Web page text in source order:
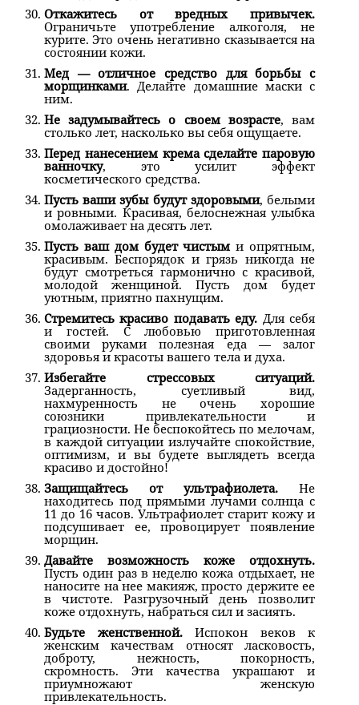
Откажитесь от вредных привычек.
Ограничьте употребление алкоголя, не
курите. Это очень негативно сказывается на
состоянии кожи.
Мед — отличное средство для борьбы с
морщинками. Делайте домашние маски с
ним.
Не задумывайтесь о своем возрасте, вам
столько лет, насколько вы себя ощущаете.
Перед нанесением крема сделайте паровую
ванночку, это усилит эффект
косметического средства.
Пусть ваши зубы будут здоровыми, белыми
и ровными. Красивая, белоснежная улыбка
омолаживает на десять лет.
Пусть ваш дом будет чистыми опрятным,
красивым. Беспорядок и грязь никогда не
будут смотреться гармонично с красивой,
молодой женщиной. Пусть дом будет
уютным, приятно пахнущим.
Стремитесь красиво подавать еду. Для себя
и гостей. С любовью приготовленная
своими руками полезная еда — залог
здоровья и красоты вашего тела и духа.
Избегайте стрессовых ситуаций.
Задерганность, суетливый вид,
нахмуренность не очень хорошие
союзники привлекательности и
грациозности. Не беспокойтесь по мелочам,
в каждой ситуации излучайте спокойствие,
оптимизм, и вы будете выглядеть всегда
красиво и достойно!
Защищайтесь от ультрафиолета. Не
находитесь под прямыми лучами солнца с
11 до 16 часов. Ультрафиолет старит кожу и
подсушивает ее, провоцирует появление
морщин.
Давайте возможность коже отдохнуть.
Пусть один раз в неделю кожа отдыхает, не
наносите на нее макияж, просто держите ее
в чистоте. Разгрузочный день позволит
коже отдохнуть, набраться сил и засиять.
Будьте женственной.Испокон веков к
женским качествам относят ласковость,
доброту, нежность, покорность,
скромность. Эти качества украшают и
приумножают женскую
привлекательность.